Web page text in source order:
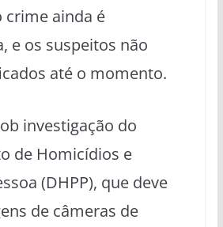
crime ainda é
e os suspeitos não
até o momento.
investigação do
de Homicídios e
(DHPP), que deve
de câmeras de